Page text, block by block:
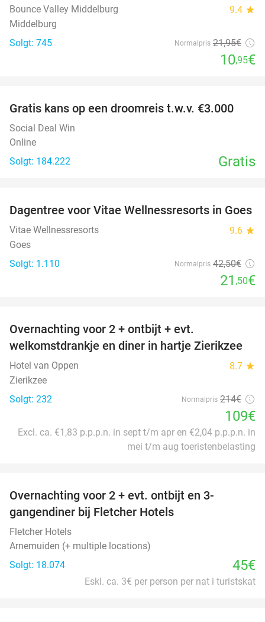
Bounce Valley Middelburg 9.4 star
Middelburg
Solgt: 745
Normalpris 21,95€
10,95€
Gratis kans op een droomreis t.w.v. €3.000
Social Deal Win
Online
Solgt: 184.222
Gratis
49%
Dagentree voor Vitae Wellnessresorts in Goes
Vitae Wellnessresorts 9.6 star
Goes
Solgt: 1.110
Normalpris 42,50€
21 ,50€
Overnachting voor 2 + ontbijt + evt.
welkomstdrankje en diner in hartje Zierikzee
Hotel van Oppen 8.7 star
Zierikzee
Solgt: 232
Normalpris 214€
109€
Excl. ca. €1,83 p.p.p.n. in sept t/m apr en €2,04 p.p.p.n. in
mei t/m aug toeristenbelasting
Overnachting voor 2 + evt. ontbijt en 3-
gangendiner bij Fletcher Hotels
Fletcher Hotels
Arnemuiden (+ multiple locations)
Solgt: 18.074
45€
Eskl. ca. 3€ per person per nat i turistskat